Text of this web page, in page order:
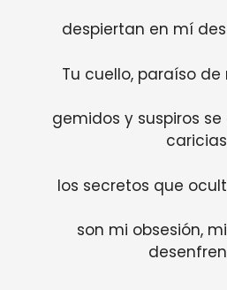
despiertan en mí
Tu cuello, paraíso
gemidos y suspiros
los secretos que
son mi obsesión,